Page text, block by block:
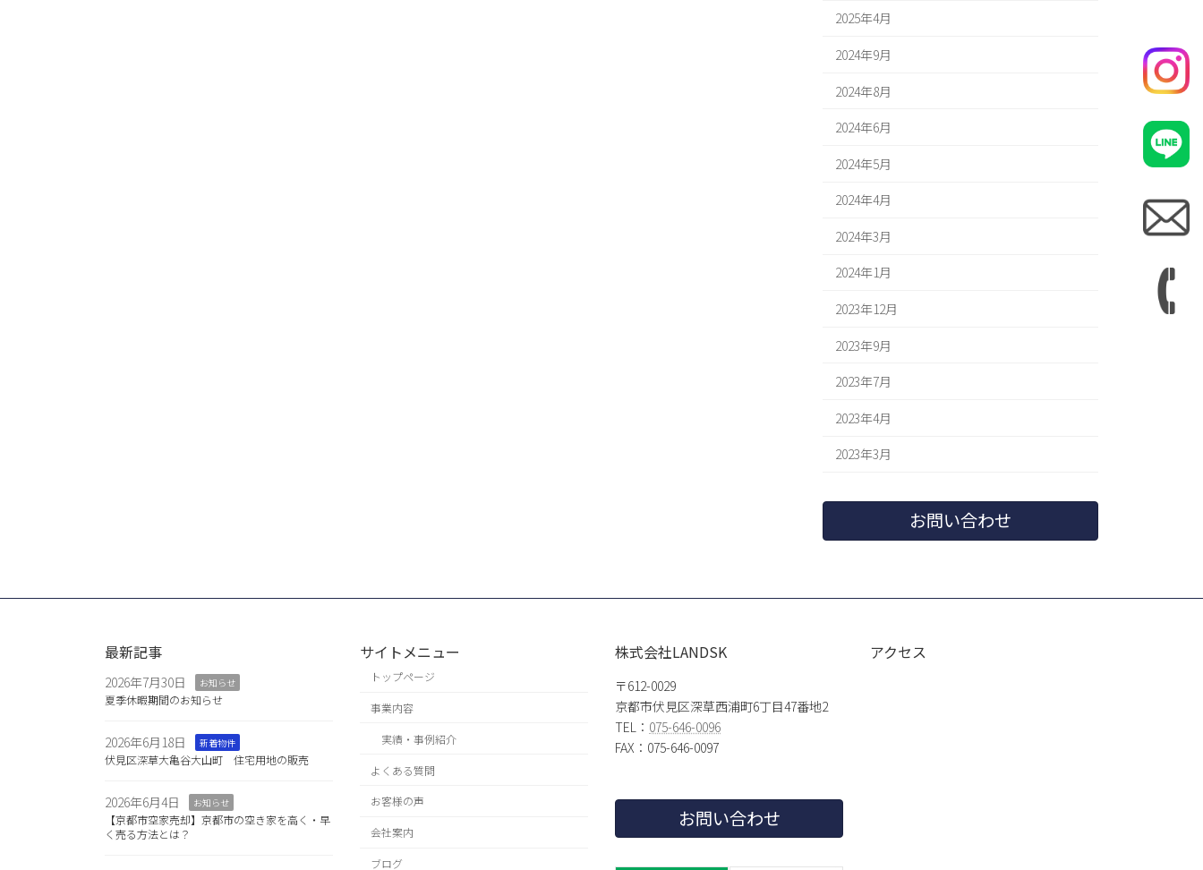
2025年4月
2024年9月
2024年8月
2024年6月
2024年5月
2024年4月
2024年3月
2024年1月
2023年12月
2023年9月
2023年7月
2023年4月
2023年3月
お問い合わせ
最新記事
2026年7月30日 お知らせ
夏季休暇期間のお知らせ
2026年6月18日 新着物件
伏見区深草大亀谷大山町 住宅用地の販売
2026年6月4日 お知らせ
【京都市空家売却】京都市の空き家を高く・早
く売る方法とは？
サイトメニュー
トップページ
事業内容
実績・事例紹介
よくある質問
お客様の声
会社案内
ブログ
株式会社LANDSK
〒612-0029
京都市伏見区深草西浦町6丁目47番地2
TEL： 075-646-0096
FAX：075-646-0097
お問い合わせ
アクセス